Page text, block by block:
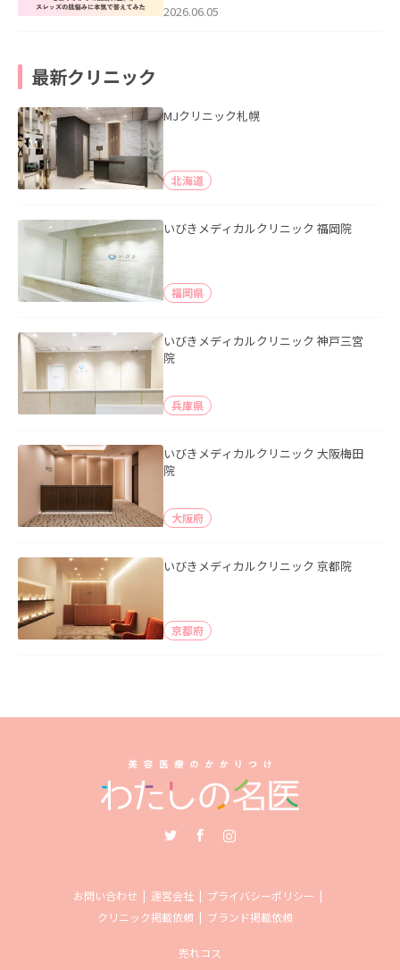
2026.06.05
最新クリニック
MJクリニック札幌
北海道
いびきメディカルクリニック 福岡院
福岡県
いびきメディカルクリニック 神戸三宮
院
兵庫県
いびきメディカルクリニック 大阪梅田
院
大阪府
いびきメディカルクリニック 京都院
京都府
お問い合わせ 運営会社
プライバシーポリシー
クリニック掲載依頼
ブランド掲載依頼
売れコス